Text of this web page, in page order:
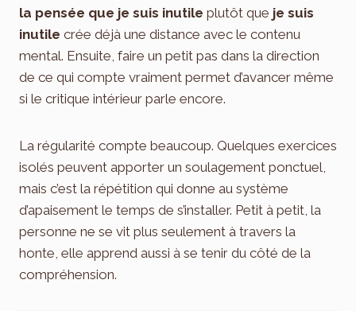
la pensée que je suis inutile plutôt que je suis
inutile crée déjà une distance avec le contenu
mental. Ensuite, faire un petit pas dans la direction
de ce qui compte vraiment permet d’avancer même
si le critique intérieur parle encore.
La régularité compte beaucoup. Quelques exercices
isolés peuvent apporter un soulagement ponctuel,
mais c’est la répétition qui donne au système
d’apaisement le temps de s’installer. Petit à petit, la
personne ne se vit plus seulement à travers la
honte, elle apprend aussi à se tenir du côté de la
compréhension.